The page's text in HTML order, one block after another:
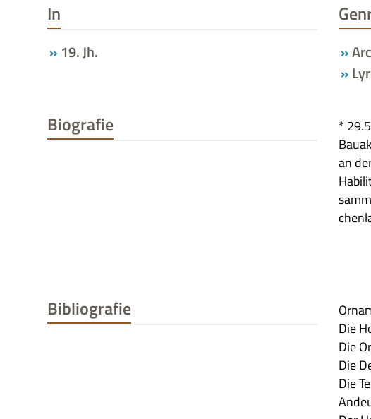
In
19. Jh.
Biografie
*
an
Bibliografie
Die
Die
Die
Die